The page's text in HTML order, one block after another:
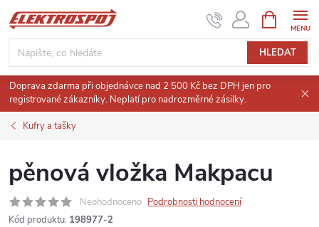
Přejít
na
obsah
HLEDAT
NÁKUPNÍ
KOŠÍK
Doprava zdarma při objednávce nad 2 500 Kč bez DPH jen pro
registrované zákazníky. Neplatí pro nadrozměrné zásilky.
Kufry a tašky
pěnová vložka Makpacu
Neohodnoceno Podrobnosti hodnocení
Kód produktu: 198977-2